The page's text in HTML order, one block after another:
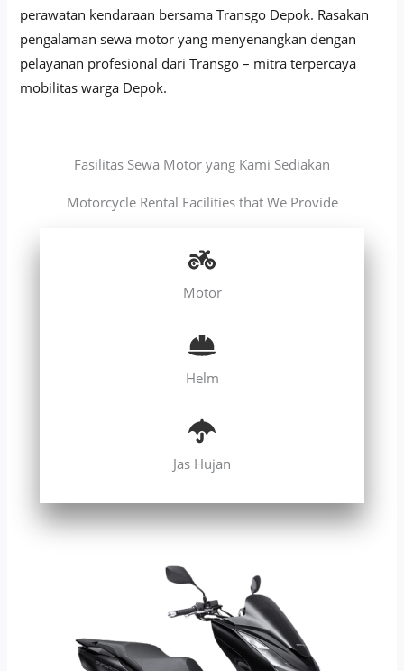
perawatan kendaraan bersama Transgo Depok. Rasakan
pengalaman sewa motor yang menyenangkan dengan
pelayanan profesional dari Transgo – mitra terpercaya
mobilitas warga Depok.
Fasilitas Sewa Motor yang Kami Sediakan
Motorcycle Rental Facilities that We Provide
Motor
Helm
Jas Hujan